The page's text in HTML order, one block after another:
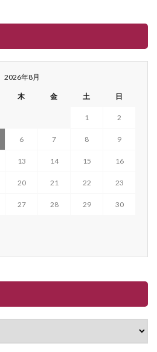
2026年8月
木 金 土 日
1 2
6 7 8 9
13 14 15 16
20 21 22 23
27 28 29 30